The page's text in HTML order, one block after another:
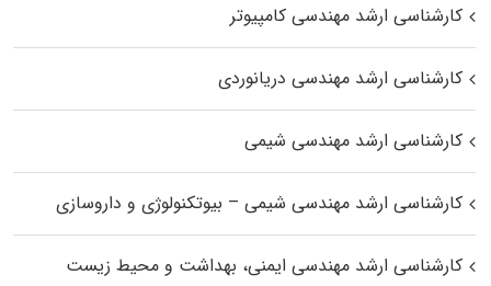
کارشناسی ارشد مهندسی کامپیوتر
کارشناسی ارشد مهندسی دریانوردی
کارشناسی ارشد مهندسی شیمی
کارشناسی ارشد مهندسی شیمی – بیوتکنولوژی و داروسازی
کارشناسی ارشد مهندسی ایمنی، بهداشت و محیط زیست